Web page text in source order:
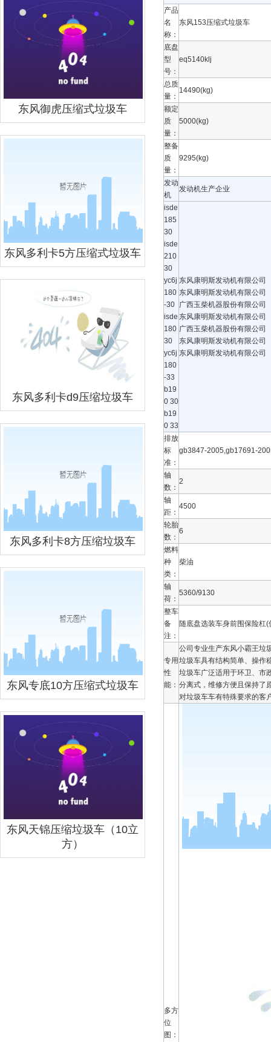
东风御虎压缩式垃圾车
东风多利卡5方压缩式垃圾车
东风多利卡d9压缩垃圾车
东风多利卡8方压缩垃圾车
东风专底10方压缩式垃圾车
东风天锦压缩垃圾车（10立
方）
产品
名
称：
东风153压缩式垃圾车
底盘
型
号：
eq5140klj
总质
量：
14490(kg)
额定
质
量：
5000(kg)
整备
质
量：
9295(kg)
发动
机
发动机生产企业
isde
185
30
isde
210
30
yc6j
180
-30
isde
180
30
yc6j
180
-33
b19
0 30
b19
0 33
东风康明斯发动机有限公司
东风康明斯发动机有限公司
广西玉柴机器股份有限公司
东风康明斯发动机有限公司
广西玉柴机器股份有限公司
东风康明斯发动机有限公司
东风康明斯发动机有限公司
排放
标
准：
gb3847-2005,gb17691-
轴
数：
2
轴
距：
4500
轮胎
数：
6
燃料
种
类：
柴油
轴
荷：
5360/9130
整车
备
注：
随底盘选装车身前围保险杠
专用
性
能：
公司专业生产东风小霸王垃
垃圾车具有结构简单、操作
垃圾车广泛适用于环卫、市
分离式，维修方便且保持了
对垃圾车车有特殊要求的客
多方
位
图：